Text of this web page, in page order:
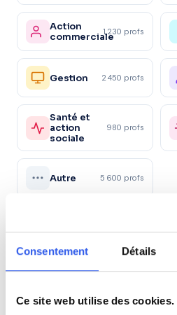
Consentement Détails
Ce site web utilise des cookies.
Action
commerciale1 230 profs
Gestion 2 450 profs
Santé et
action
sociale
980 profs
Autre 5 600 profs
Tous les niveaux en
Seconde (Lycée)
Première (Lycée)